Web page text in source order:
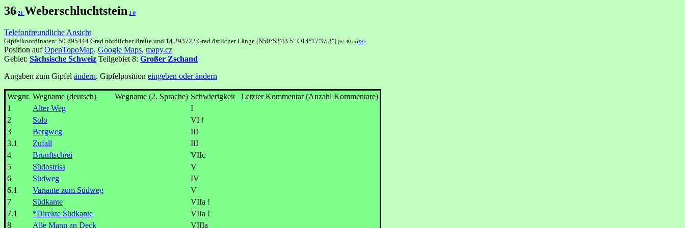
36 21 Weberschluchtstein 1 0
Telefonfreundliche Ansicht
Gipfelkoordinaten: 50.895444 Grad nördlicher Breite und 14.293722 Grad östlicher Länge [N50°53'43.5" O14°17'37.3"] (+/-40 m)397
Position aufOpenTopoMap, Google Maps, mapy.cz
Gebiet: Sächsische Schweiz Teilgebiet 8: Großer Zschand
Angaben zum Gipfel ändern. Gipfelposition eingeben oder ändern
Wegnr. Wegname (deutsch) Wegname (2. Sprache) Schwierigkeit
Letzter Kommentar (Anzahl Kommentare)
1
Alter Weg
I
2
Solo
VI !
3
Bergweg
III
3.1
Zufall
III
4
Brunftschrei
VIIc
5
Südostriss
V
6
Südweg
IV
6.1
Variante zum Südweg
V
7
Südkante
VIIa !
7.1
*Direkte Südkante
VIIa !
8
Alle Mann an Deck
VIIIa